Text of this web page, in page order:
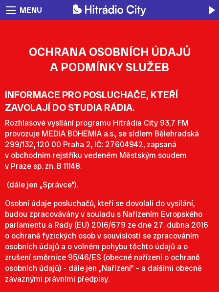
MENU
OCHRANA OSOBNÍCH ÚDAJŮ
A PODMÍNKY SLUŽEB
INFORMACE PRO POSLUCHAČE, KTEŘÍ
ZAVOLAJÍ DO STUDIA RÁDIA.
Rozhlasové vysílání programu Hitrádia City 93,7 FM
provozuje MEDIA BOHEMIA a.s., se sídlem Bělehradská
299/132, 120 00 Praha 2, IČ: 27604942, zapsaná
v obchodním rejstříku vedeném Městským soudem
v Praze sp. zn. B 11148.
(dále jen „Správce“).
Osobní údaje posluchačů, kteří se dovolali do vysílání,
budou zpracovávány v souladu s Nařízením Evropského
parlamentu a Rady (EU) 2016/679 ze dne 27. dubna 2016
o ochraně fyzických osob v souvislosti se zpracováním
osobních údajů a o volném pohybu těchto údajů a o
zrušení směrnice 95/46/ES (obecné nařízení o ochraně
osobních údajů) - dále jen „Nařízení“ – a dalšími obecně
závaznými právními předpisy.